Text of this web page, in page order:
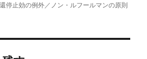
稿
テ
停止効の例外／ノン・ルフールマンの原則